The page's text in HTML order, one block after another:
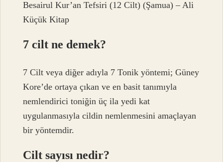
Besairul Kur’an Tefsiri (12 Cilt) (Şamua) – Ali
Küçük Kitap
7 cilt ne demek?
7 Cilt veya diğer adıyla 7 Tonik yöntemi; Güney
Kore’de ortaya çıkan ve en basit tanımıyla
nemlendirici toniğin üç ila yedi kat
uygulanmasıyla cildin nemlenmesini amaçlayan
bir yöntemdir.
Cilt sayısı nedir?